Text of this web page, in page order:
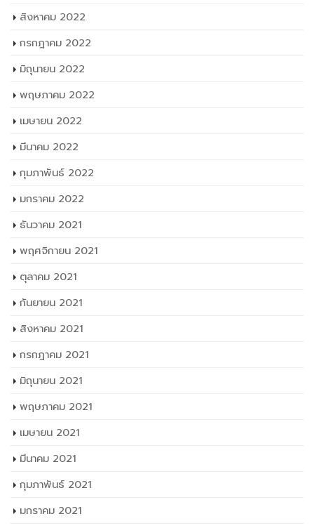
สิงหาคม 2022
กรกฎาคม 2022
มิถุนายน 2022
พฤษภาคม 2022
เมษายน 2022
มีนาคม 2022
กุมภาพันธ์ 2022
มกราคม 2022
ธันวาคม 2021
พฤศจิกายน 2021
ตุลาคม 2021
กันยายน 2021
สิงหาคม 2021
กรกฎาคม 2021
มิถุนายน 2021
พฤษภาคม 2021
เมษายน 2021
มีนาคม 2021
กุมภาพันธ์ 2021
มกราคม 2021